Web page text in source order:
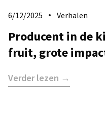
6/12/2025 Verhalen
Producent in de
fruit, grote
Verder lezen →